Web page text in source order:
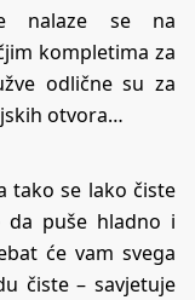
nalaze se na
kompletima za
odlične su za
otvora…
tako se lako čiste
da puše hladno i
će vam svega
čiste – savjetuje